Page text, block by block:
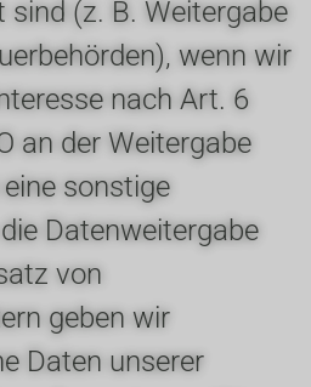
(z. B. Weitergabe
wenn wir
nach Art. 6
an der Weitergabe
sonstige
Datenweitergabe
von
geben wir
Daten unserer